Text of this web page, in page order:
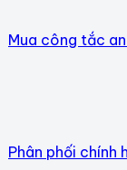
Mua công tắc an
Phân phối chính